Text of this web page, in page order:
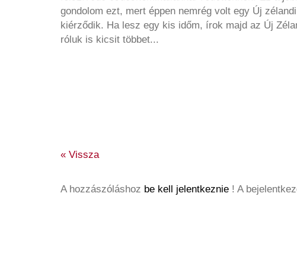
gondolom ezt, mert éppen nemrég volt egy Új
kiérződik. Ha lesz egy kis időm, írok majd az Új
róluk is kicsit többet...
« Vissza
A hozzászóláshoz be kell jelentkeznie ! A